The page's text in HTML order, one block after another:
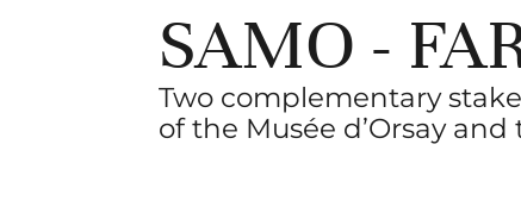
SAMO -
Two complementary
of the Musée d’Orsay